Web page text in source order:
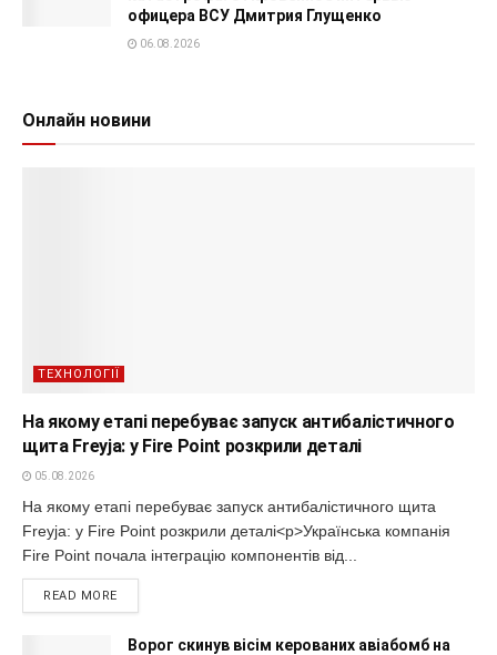
офицера ВСУ Дмитрия Глущенко
06.08.2026
Онлайн новини
ТЕХНОЛОГІЇ
На якому етапі перебуває запуск антибалістичного
щита Freyja: у Fire Point розкрили деталі
05.08.2026
На якому етапі перебуває запуск антибалістичного щита
Freyja: у Fire Point розкрили деталі<p>Українська компанія
Fire Point почала інтеграцію компонентів від...
READ MORE
Ворог скинув вісім керованих авіабомб на